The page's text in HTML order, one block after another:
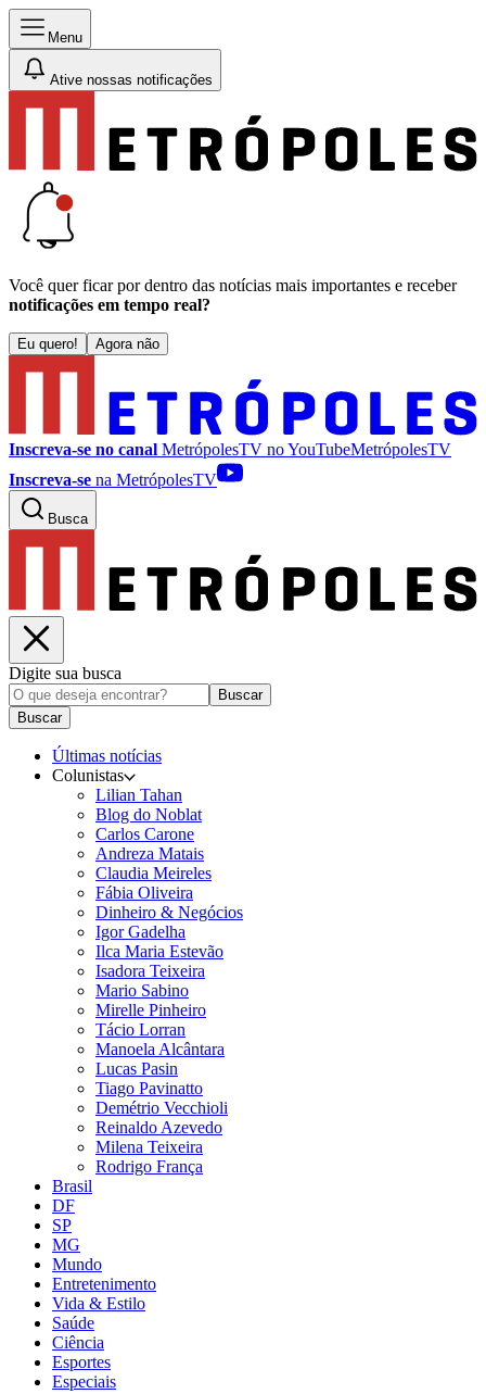
Menu
Ative nossas notificações
Você quer ficar por dentro das notícias mais importantes e receber
notificações em tempo real?
Eu quero! Agora não
Inscreva-se no canal MetrópolesTV noYouTubeMetrópolesTV
Inscreva-se na MetrópolesTV
Busca
Digite sua busca
Buscar
Buscar
Últimas notícias
Colunistas
Lilian Tahan
Blog do Noblat
Carlos Carone
Andreza Matais
Claudia Meireles
Fábia Oliveira
Dinheiro & Negócios
Igor Gadelha
Ilca Maria Estevão
Isadora Teixeira
Mario Sabino
Mirelle Pinheiro
Tácio Lorran
Manoela Alcântara
Lucas Pasin
Tiago Pavinatto
Demétrio Vecchioli
Reinaldo Azevedo
Milena Teixeira
Rodrigo França
Brasil
DF
SP
MG
Mundo
Entretenimento
Vida & Estilo
Saúde
Ciência
Esportes
Especiais